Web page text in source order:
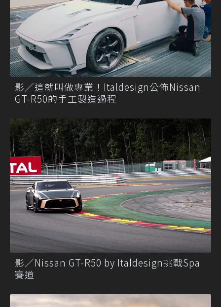
影／這就叫做專業！Italdesign公佈Nissan
GT-R50的手工製造過程
影／Nissan GT-R50 by Italdesign挑戰Spa
賽道